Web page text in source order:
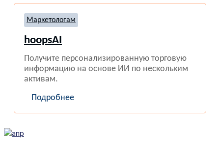
Маркетологам
hoopsAI
Получите персонализированную торговую
информацию на основе ИИ по нескольким
активам.
Подробнее